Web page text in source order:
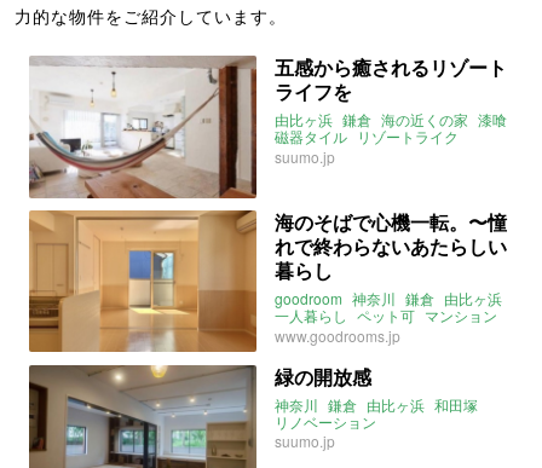
力的な物件をご紹介しています。
五感から癒されるリゾート
ライフを
由比ヶ浜 鎌倉 海の近くの家 漆喰
磁器タイル リゾートライク
リノベマンション
suumo.jp
海のそばで心機一転。〜憧
れで終わらないあたらしい
暮らし
goodroom 神奈川 鎌倉 由比ヶ浜
一人暮らし ペット可 マンション
憧れで終わらないあたらしい暮らし
2020年10月のおすすめ
www.goodrooms.jp
緑の開放感
神奈川 鎌倉 由比ヶ浜 和田塚
リノベーション
suumo.jp